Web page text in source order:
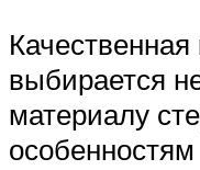
Качественная
выбирается
материалу